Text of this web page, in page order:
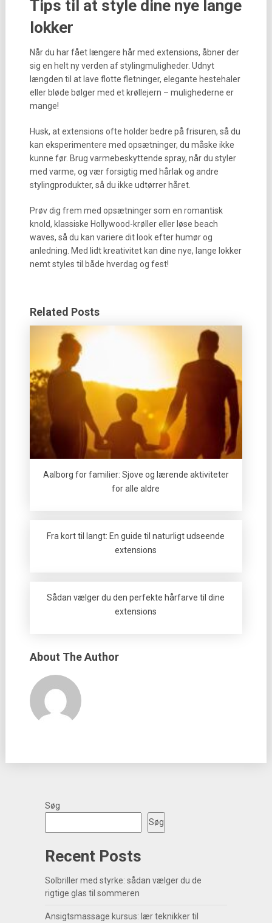
Tips til at style dine nye lange
lokker
Når du har fået længere hår med extensions, åbner der
sig en helt ny verden af stylingmuligheder. Udnyt
længden til at lave flotte fletninger, elegante hestehaler
eller bløde bølger med et krøllejern – mulighederne er
mange!
Husk, at extensions ofte holder bedre på frisuren, så du
kan eksperimentere med opsætninger, du måske ikke
kunne før. Brug varmebeskyttende spray, når du styler
med varme, og vær forsigtig med hårlak og andre
stylingprodukter, så du ikke udtørrer håret.
Prøv dig frem med opsætninger som en romantisk
knold, klassiske Hollywood-krøller eller løse beach
waves, så du kan variere dit look efter humør og
anledning. Med lidt kreativitet kan dine nye, lange lokker
nemt styles til både hverdag og fest!
Related Posts
Aalborg for familier: Sjove og lærende aktiviteter
for alle aldre
Fra kort til langt: En guide til naturligt udseende
extensions
Sådan vælger du den perfekte hårfarve til dine
extensions
About The Author
Søg
Søg
Recent Posts
Solbriller med styrke: sådan vælger du de
rigtige glas til sommeren
Ansigtsmassage kursus: lær teknikker til